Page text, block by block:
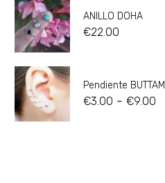
ANILLO DOHA
€22.00
Pendiente BUTTAM
€3.00 - €9.00